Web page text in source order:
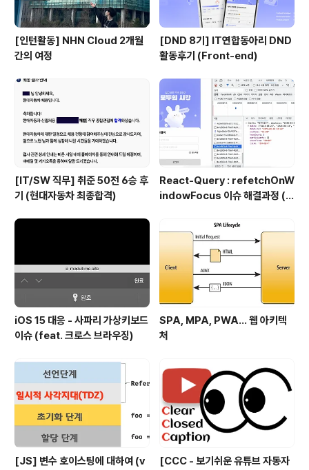
[인턴활동] NHN Cloud 2개월
간의 여정
[DND 8기] IT연합동아리 DND
활동후기 (Front-end)
[IT/SW 직무] 취준 50전 6승 후
기 (현대자동차 최종합격)
React-Query : refetchOnW
indowFocus 이슈 해결과정 (f
iOS 15 대응 - 사파리 가상키보드
이슈 (feat. 크로스 브라우징)
SPA, MPA, PWA… 웹 아키텍
처
[JS] 변수 호이스팅에 대하여 (v
[CCC - 보기쉬운 유튜브 자동자